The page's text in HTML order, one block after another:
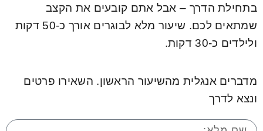
בתחילת הדרך – אבל אתם קובעים את הקצב
שמתאים לכם. שיעור מלא לבוגרים אורך כ-50 דקות
ולילדים כ-30 דקות.
מדברים אנגלית מהשיעור הראשון. השאירו פרטים
ונצא לדרך